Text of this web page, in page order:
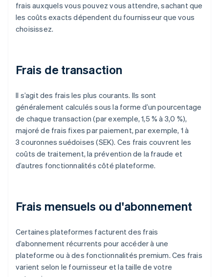
frais auxquels vous pouvez vous attendre, sachant que
les coûts exacts dépendent du fournisseur que vous
choisissez.
Frais de transaction
Il s’agit des frais les plus courants. Ils sont
généralement calculés sous la forme d’un pourcentage
de chaque transaction (par exemple, 1,5 % à 3,0 %),
majoré de frais fixes par paiement, par exemple, 1 à
3 couronnes suédoises (SEK). Ces frais couvrent les
coûts de traitement, la prévention de la fraude et
d’autres fonctionnalités côté plateforme.
Frais mensuels ou d'abonnement
Certaines plateformes facturent des frais
d’abonnement récurrents pour accéder à une
plateforme ou à des fonctionnalités premium. Ces frais
varient selon le fournisseur et la taille de votre